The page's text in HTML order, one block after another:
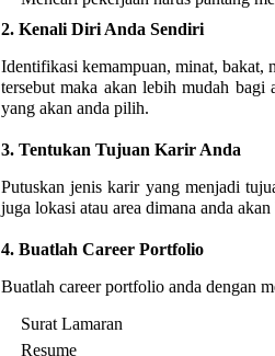
2. Kenali Diri Anda Sendiri
Identifikasi kemampuan, minat, bakat,
tersebut maka akan lebih mudah bagi
yang akan anda pilih.
3. Tentukan Tujuan Karir Anda
Putuskan jenis karir yang menjadi
juga lokasi atau area dimana anda akan
4. Buatlah Career Portfolio
Buatlah career portfolio anda dengan
Surat Lamaran
Resume